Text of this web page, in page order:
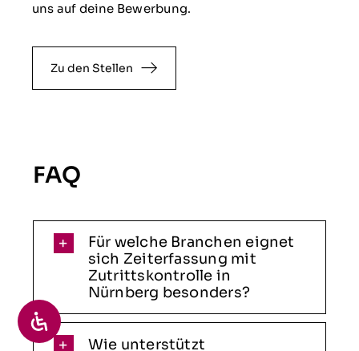
uns auf deine Bewerbung.
Zu den Stellen
FAQ
Für welche Branchen eignet
sich Zeiterfassung mit
Zutrittskontrolle in
Nürnberg besonders?
Wie unterstützt